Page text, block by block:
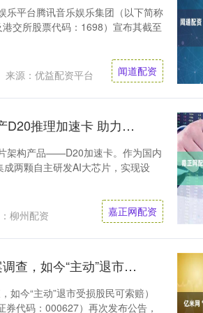
乐平台腾讯音乐娱乐集团（以下简称
交所股票代码：1698）宣布其截至
来源：优益配资平台 闻道配资
嘉正网配资 江原科技发布全国产D20推理加速卡 助力品高股份AI一体机升级
架构产品——D20加速卡。作为国内
两颗自主研发AI大芯片，实现设
柳州配资 嘉正网配资
亿米网 *ST天茂信披违规遭立案调查，如今“主动”退市受损股民可索赔
今“主动”退市受损股民可索赔）
代码：000627）再次发布公告，